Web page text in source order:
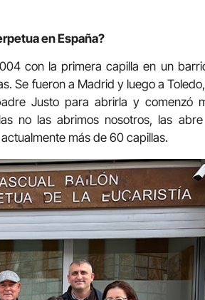
en España?
con la primera capilla en un
Se fueron a Madrid y luego a
Justo para abrirla y comenzó
no las abrimos nosotros, las
más de 60 capillas.